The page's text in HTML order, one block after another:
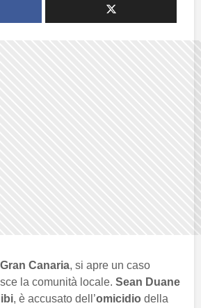
Canaria, si apre un caso
la comunità locale. Sean Duane
, è accusato dell’omicidio della